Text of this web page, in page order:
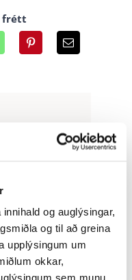
og auglýsingar,
og til að greina
upplýsingum um
okkar,
sem munu
frétt
í